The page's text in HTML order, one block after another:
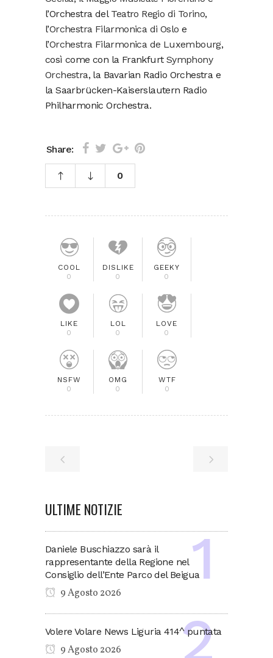
l’Orchestra del Teatro Regio di Torino,
l’Orchestra Filarmonica di Oslo e
l’Orchestra Filarmonica de Luxembourg,
così come con la Frankfurt Symphony
Orchestra, la Bavarian Radio Orchestra e
la Saarbrücken-Kaiserslautern Radio
Philharmonic Orchestra.
Share:
0
COOL
0
DISLIKE
0
GEEKY
0
LIKE
0
LOL
0
LOVE
0
NSFW
0
OMG
0
WTF
0
ULTIME NOTIZIE
Daniele Buschiazzo sarà il
rappresentante della Regione nel
Consiglio dell’Ente Parco del Beigua
9 Agosto 2026
Volere Volare News Liguria 414^ puntata
9 Agosto 2026